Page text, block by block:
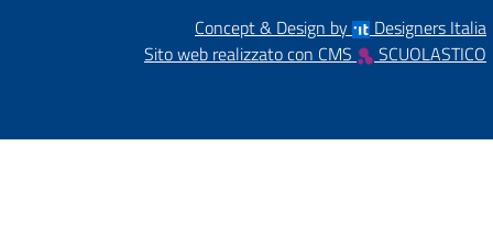
Concept & Design by
Designers Italia
Sito web realizzato con CMS
SCUOLASTICO